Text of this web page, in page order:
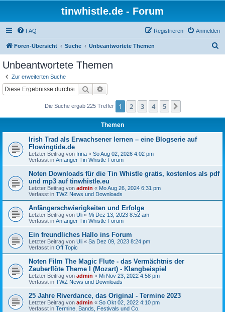
tinwhistle.de - Forum
FAQ Anmelden
Registrieren
Foren-Übersicht Suche Unbeantwortete Themen
Unbeantwortete Themen
Zur erweiterten Suche
Suche
Die Suche ergab 225 Treffer 1 2 3 4 5
Themen
Irish Trad als Erwachsener lernen – eine Blogserie auf
Flowingtide.de
Letzter Beitrag von Irina « So Aug 02, 2026 4:02 pm
Verfasst in Anfänger Tin Whistle Forum
Noten Downloads für die Tin Whistle gratis, kostenlos als pdf
und mp3 auf tinwhistle.eu
Letzter Beitrag von admin « Mo Aug 26, 2024 6:31 pm
Verfasst in TWZ News und Downloads
Anfängerschwierigkeiten und Erfolge
Letzter Beitrag von Uli « Mi Dez 13, 2023 8:52 am
Verfasst in Anfänger Tin Whistle Forum
Ein freundliches Hallo ins Forum
Letzter Beitrag von Uli « Sa Dez 09, 2023 8:24 pm
Verfasst in Off Topic
Noten Film The Magic Flute - das Vermächtnis der
Zauberflöte Theme I (Mozart) - Klangbeispiel
Letzter Beitrag von admin « Mi Nov 23, 2022 4:58 pm
Verfasst in TWZ News und Downloads
25 Jahre Riverdance, das Original - Termine 2023
Letzter Beitrag von admin « So Okt 02, 2022 4:10 pm
Verfasst in Termine, Bands, Festivals und Co.